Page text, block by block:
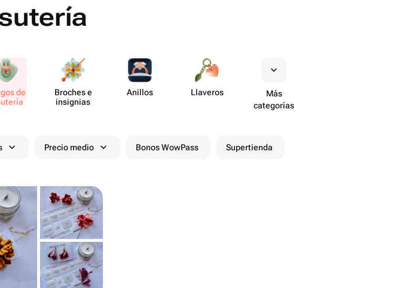
de
Broches e
insignias
Anillos Llaveros
Más
categorías
Precio medio Bonos WowPass Supertienda